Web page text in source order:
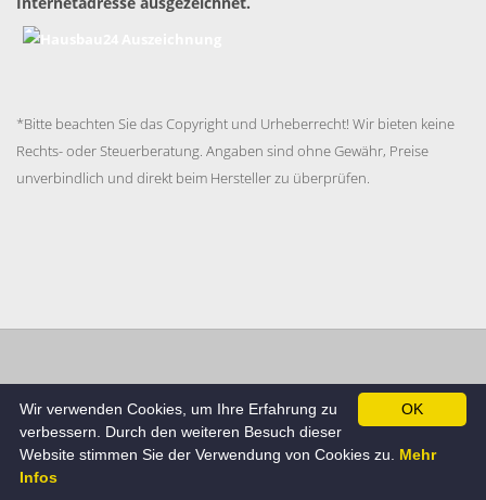
*Bitte beachten Sie das Copyright und Urheberrecht! Wir bieten keine
Rechts- oder Steuerberatung. Angaben sind ohne Gewähr, Preise
unverbindlich und direkt beim Hersteller zu überprüfen.
AGB
Cookie
Richtlinie
© Hausbau24.de , Alle Rechte beim Betreiber.
OK
Wir verwenden Cookies, um Ihre Erfahrung zu
verbessern. Durch den weiteren Besuch dieser
Website stimmen Sie der Verwendung von Cookies zu. Mehr
Infos